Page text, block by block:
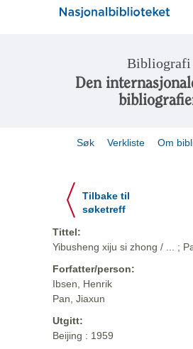
Bibliografi
Den
Søk Verkliste Om
Tilbake til
søketreff
Tittel:
Yibusheng xiju si zhong / ... ;
Forfatter/person:
Ibsen, Henrik
Pan, Jiaxun
Utgitt:
Beijing : 1959